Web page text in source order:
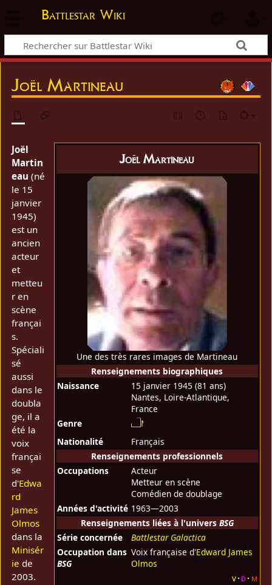
Battlestar Wiki
Joël Martineau
Joël Martineau
Une des très rares images de Martineau
Renseignements biographiques
Naissance
15 janvier 1945 (81 ans)
Nantes, Loire-Atlantique,
France
Genre
Nationalité
Français
Renseignements professionnels
Occupations
Acteur
Metteur en scène
Comédien de doublage
Années d'activité 1963—2003
Renseignements liées à l'univers BSG
Série concernée
Battlestar Galactica
Occupation dans
BSG
Voix française d'Edward James
Olmos
v d m
Joël
Martin
eau (né
le 15
janvier
1945)
est un
ancien
acteur
et
metteu
r en
scène
françai
s.
Spéciali
sé
aussi
dans le
doubla
ge, il a
été la
voix
françai
se
d'Edwa
rd
James
Olmos
dans la
Minisér
ie de
2003.